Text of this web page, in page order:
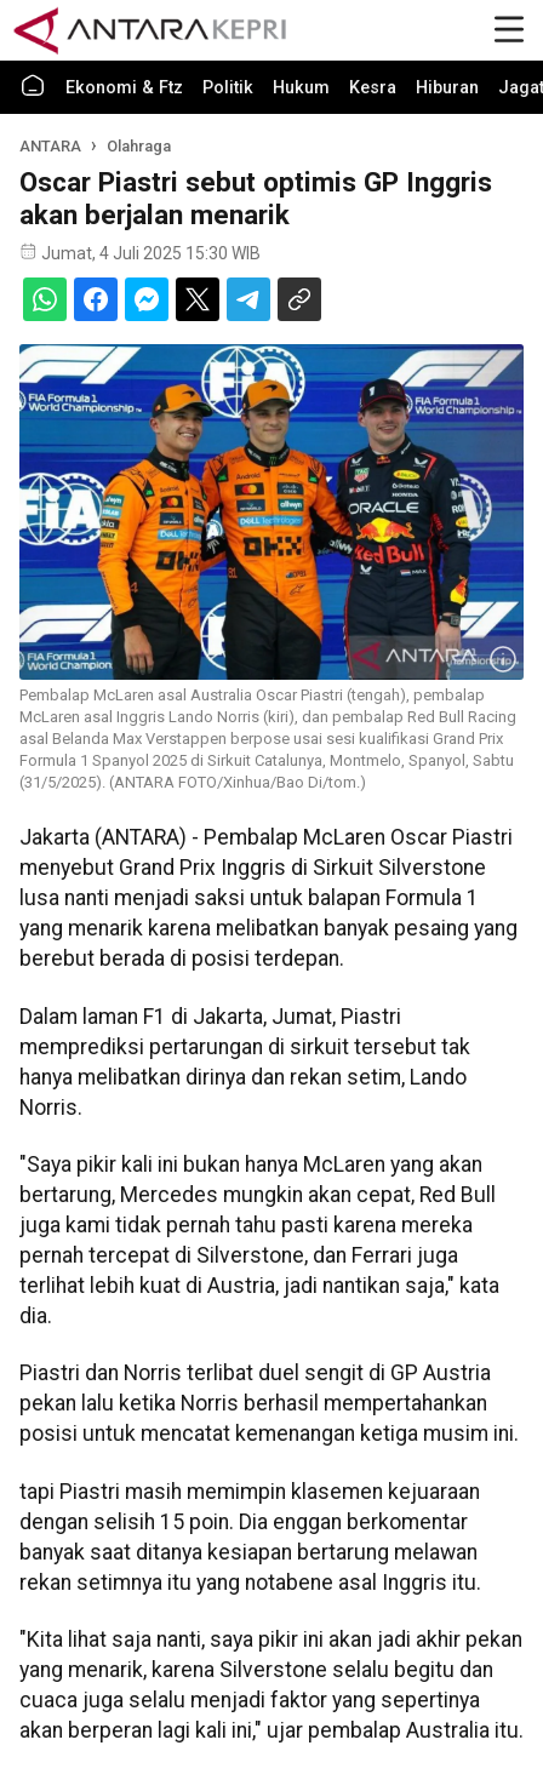
Ekonomi & Ftz Politik Hukum Kesra Hiburan Jagat
ANTARA Olahraga
Oscar Piastri sebut optimis GP Inggris
akan berjalan menarik
Jumat, 4 Juli 2025 15:30 WIB
Pembalap McLaren asal Australia Oscar Piastri (tengah), pembalap
McLaren asal Inggris Lando Norris (kiri), dan pembalap Red Bull Racing
asal Belanda Max Verstappen berpose usai sesi kualifikasi Grand Prix
Formula 1 Spanyol 2025 di Sirkuit Catalunya, Montmelo, Spanyol, Sabtu
(31/5/2025). (ANTARA FOTO/Xinhua/Bao Di/tom.)
Jakarta (ANTARA) - Pembalap McLaren Oscar Piastri
menyebut Grand Prix Inggris di Sirkuit Silverstone
lusa nanti menjadi saksi untuk balapan Formula 1
yang menarik karena melibatkan banyak pesaing yang
berebut berada di posisi terdepan.
Dalam laman F1 di Jakarta, Jumat, Piastri
memprediksi pertarungan di sirkuit tersebut tak
hanya melibatkan dirinya dan rekan setim, Lando
Norris.
"Saya pikir kali ini bukan hanya McLaren yang akan
bertarung, Mercedes mungkin akan cepat, Red Bull
juga kami tidak pernah tahu pasti karena mereka
pernah tercepat di Silverstone, dan Ferrari juga
terlihat lebih kuat di Austria, jadi nantikan saja," kata
dia.
Piastri dan Norris terlibat duel sengit di GP Austria
pekan lalu ketika Norris berhasil mempertahankan
posisi untuk mencatat kemenangan ketiga musim ini.
tapi Piastri masih memimpin klasemen kejuaraan
dengan selisih 15 poin. Dia enggan berkomentar
banyak saat ditanya kesiapan bertarung melawan
rekan setimnya itu yang notabene asal Inggris itu.
"Kita lihat saja nanti, saya pikir ini akan jadi akhir pekan
yang menarik, karena Silverstone selalu begitu dan
cuaca juga selalu menjadi faktor yang sepertinya
akan berperan lagi kali ini," ujar pembalap Australia itu.